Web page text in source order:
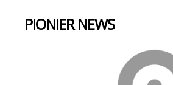
PIONIER NEWS